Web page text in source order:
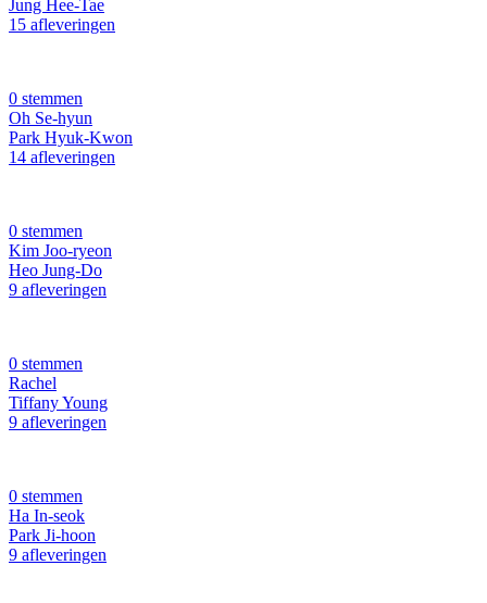
Jung Hee-Tae
15 afleveringen
0 stemmen
Oh Se-hyun
Park Hyuk-Kwon
14 afleveringen
0 stemmen
Kim Joo-ryeon
Heo Jung-Do
9 afleveringen
0 stemmen
Rachel
Tiffany Young
9 afleveringen
0 stemmen
Ha In-seok
Park Ji-hoon
9 afleveringen